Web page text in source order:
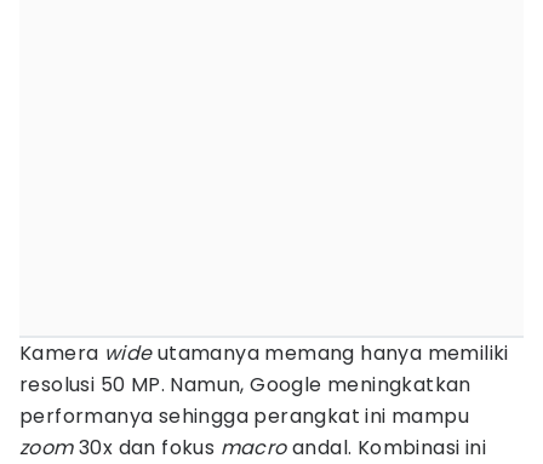
Kamera wideutamanya memang hanya memiliki
resolusi 50 MP. Namun, Google meningkatkan
performanya sehingga perangkat ini mampu
zoom30x dan fokus macroandal. Kombinasi ini